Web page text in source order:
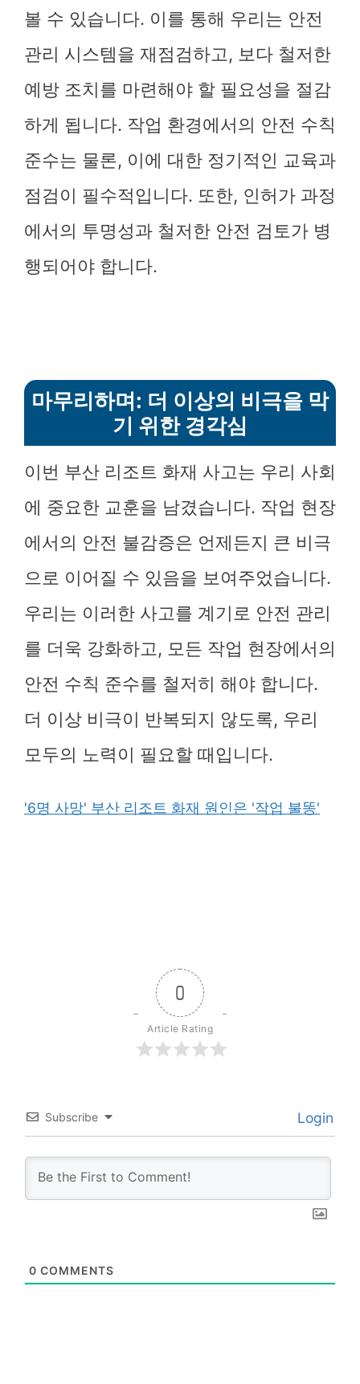
볼 수 있습니다. 이를 통해 우리는 안전
관리 시스템을 재점검하고, 보다 철저한
예방 조치를 마련해야 할 필요성을 절감
하게 됩니다. 작업 환경에서의 안전 수칙
준수는 물론, 이에 대한 정기적인 교육과
점검이 필수적입니다. 또한, 인허가 과정
에서의 투명성과 철저한 안전 검토가 병
행되어야 합니다.
마무리하며: 더 이상의 비극을 막
기 위한 경각심
이번 부산 리조트 화재 사고는 우리 사회
에 중요한 교훈을 남겼습니다. 작업 현장
에서의 안전 불감증은 언제든지 큰 비극
으로 이어질 수 있음을 보여주었습니다.
우리는 이러한 사고를 계기로 안전 관리
를 더욱 강화하고, 모든 작업 현장에서의
안전 수칙 준수를 철저히 해야 합니다.
더 이상 비극이 반복되지 않도록, 우리
모두의 노력이 필요할 때입니다.
'6명 사망' 부산 리조트 화재 원인은 '작업 불똥'
0
Article Rating
Subscribe Login
0 COMMENTS